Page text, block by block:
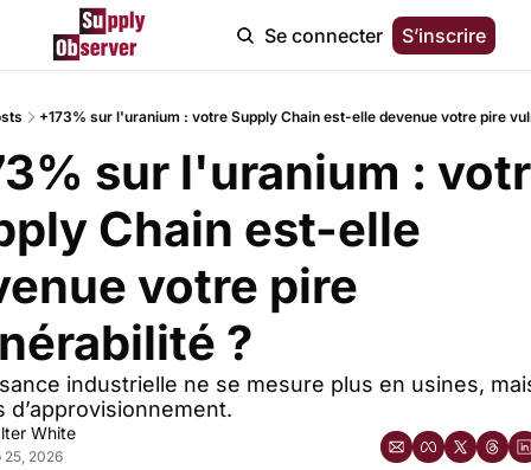
Se connecter S’inscrire
+173% sur l'uranium : votre Supply Chain est-elle devenue votre pire
sur l'uranium :
Chain est-elle
votre pire
?
industrielle ne se mesure plus en usines,
d’approvisionnement.
White
25, 2026